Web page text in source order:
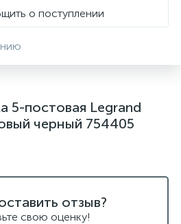
о поступлении
5-постовая Legrand
черный 754405
отзыв?
свою оценку!